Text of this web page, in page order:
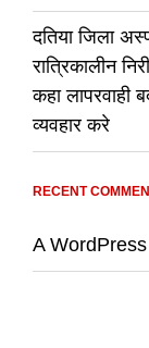
दतिया जिला
रात्रिकालीन
कहा लापरवाही
व्यवहार करे
RECENT
A